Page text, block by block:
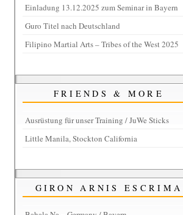
Einladung 13.12.2025 zum Seminar in Bayern
Guro Titel nach Deutschland
Filipino Martial Arts – Tribes of the West 2025
FRIENDS & MORE
Ausrüstung für unser Training / JuWe Sticks
Little Manila, Stockton California
GIRON ARNIS ESCRIMA